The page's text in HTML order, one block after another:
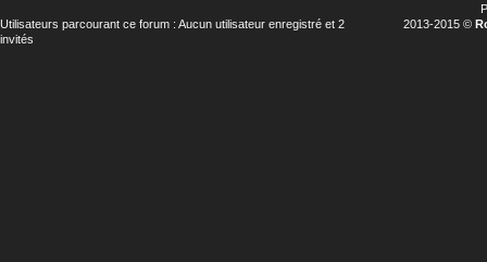
Utilisateurs parcourant ce forum : Aucun utilisateur enregistré et 2
invités
2013-2015 ©